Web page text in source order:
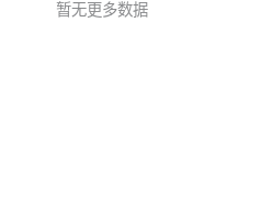
暂无更多数据